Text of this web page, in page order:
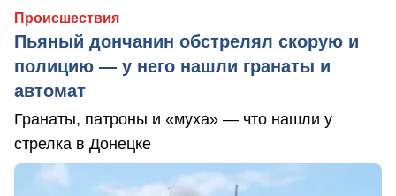
Происшествия
Пьяный дончанин обстрелял скорую и
полицию — у него нашли гранаты и
автомат
Гранаты, патроны и «муха» — что нашли у
стрелка в Донецке